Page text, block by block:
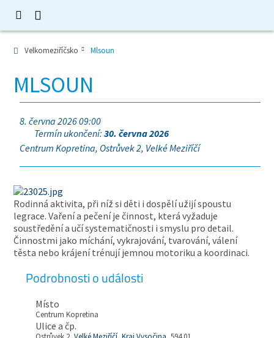
Velkomeziříčsko Mlsoun
MLSOUN
8. června 2026 09:00
Termín ukončení:30. června 2026
Centrum Kopretina, Ostrůvek 2, Velké Meziříčí
Rodinná aktivita, při níž si děti i dospělí užijí spoustu
legrace. Vaření a pečení je činnost, která vyžaduje
soustředění a učí systematičnosti i smyslu pro detail.
Činnostmi jako míchání, vykrajování, tvarování, válení
těsta nebo krájení trénují jemnou motoriku a koordinaci.
Podrobnosti o události
Místo
Centrum Kopretina
Ulice a čp.